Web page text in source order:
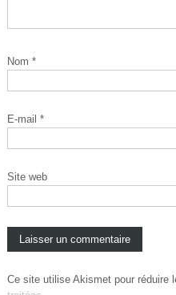
Nom *
E-mail *
Site web
Ce site utilise Akismet pour réduire